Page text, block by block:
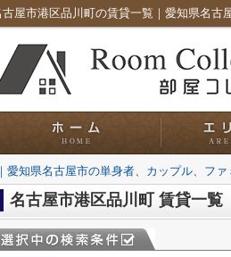
｜愛知県名古屋市の単身者、カップル、フ
名古屋市港区品川町 賃貸一覧